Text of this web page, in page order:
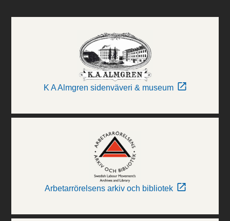
K A Almgren sidenväveri & museum
Arbetarrörelsens arkiv och bibliotek